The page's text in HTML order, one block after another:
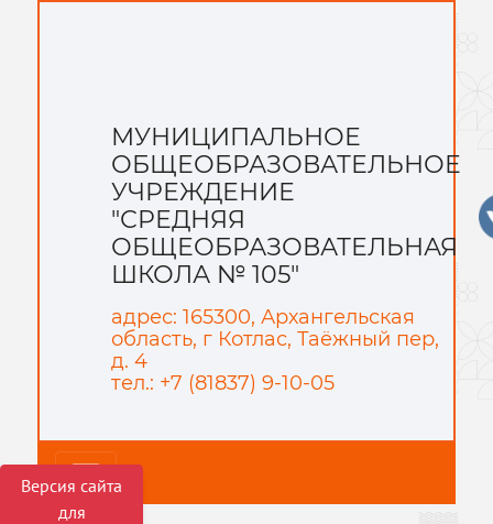
Версия сайта
для
МУНИЦИПАЛЬНОЕ
ОБЩЕОБРАЗОВАТЕЛЬНОЕ
УЧРЕЖДЕНИЕ
"СРЕДНЯЯ
ОБЩЕОБРАЗОВАТЕЛЬНАЯ
ШКОЛА № 105"
адрес: 165300, Архангельская
область, г Котлас, Таёжный пер,
д. 4
тел.: +7 (81837) 9-10-05